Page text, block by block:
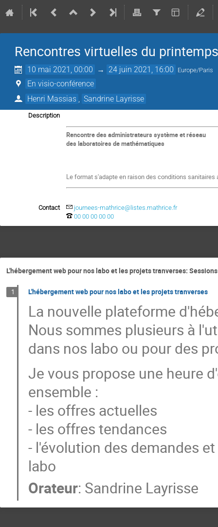
Rencontres virtuelles du
10 mai 2021, 00:00 → 24 juin 2021, 16:00 Europe/Paris
En visio-conférence
Henri Massias
Sandrine Layrisse
Description
Rencontre des administrateurs système et réseau
des laboratoires de mathématiques
Le format s'adapte en raison des conditions sanitaires
Contact
journees-mathrice@listes.mathrice.fr
00 00 00 00 00
L'hébergement web pour nos labo et les projets tranverses:
1 L'hébergement web pour nos labo et les projets tranverses
La nouvelle plateforme
Nous sommes plusieurs à
dans nos labo ou pour des
Je vous propose une heure
ensemble :
- les offres actuelles
- les offres tendances
- l'évolution des demandes
labo
Orateur: Sandrine Layrisse